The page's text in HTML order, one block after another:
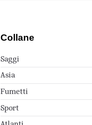
Collane
Saggi
Asia
Fumetti
Sport